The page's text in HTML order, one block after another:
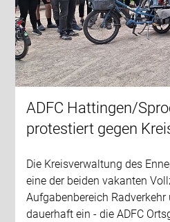
ADFC Hattingen/
protestiert gegen
Die Kreisverwaltung des
eine der beiden vakanten
Aufgabenbereich
dauerhaft ein - die ADFC